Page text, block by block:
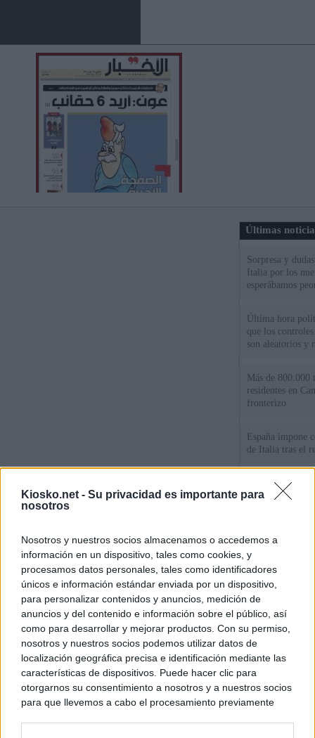
Kiosko.net - Su privacidad es importante para
nosotros
Nosotros y nuestros socios almacenamos o accedemos a
información en un dispositivo, tales como cookies, y
procesamos datos personales, tales como identificadores
únicos e información estándar enviada por un dispositivo,
para personalizar contenidos y anuncios, medición de
anuncios y del contenido e información sobre el público, así
como para desarrollar y mejorar productos. Con su permiso,
nosotros y nuestros socios podemos utilizar datos de
localización geográfica precisa e identificación mediante las
características de dispositivos. Puede hacer clic para
otorgarnos su consentimiento a nosotros y a nuestros socios
para que llevemos a cabo el procesamiento previamente
Últimas
Sorpresa y
Italia por los
esperábamos
Última hora
que los
son aleatorios y
Más de 800.000
residentes en
fronterizo
España impone
de Italia tras el
Qué hay detrás
España por la
personas se
algo"
© Kiosko.net Aviso Legal Privacidad y Cookies